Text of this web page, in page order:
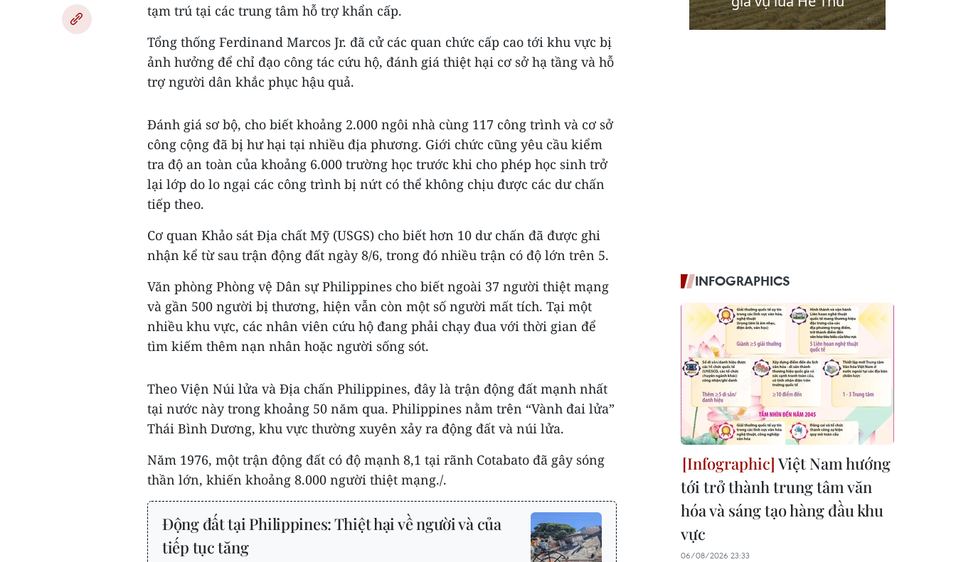
tạm trú tại các trung tâm hỗ trợ khẩn cấp.
Tổng thống Ferdinand Marcos Jr. đã cử các quan chức cấp cao tới khu vực bị
ảnh hưởng để chỉ đạo công tác cứu hộ, đánh giá thiệt hại cơ sở hạ tầng và hỗ
trợ người dân khắc phục hậu quả.
Đánh giá sơ bộ, cho biết khoảng 2.000 ngôi nhà cùng 117 công trình và cơ sở
công cộng đã bị hư hại tại nhiều địa phương. Giới chức cũng yêu cầu kiểm
tra độ an toàn của khoảng 6.000 trường học trước khi cho phép học sinh trở
lại lớp do lo ngại các công trình bị nứt có thể không chịu được các dư chấn
tiếp theo.
Cơ quan Khảo sát Địa chất Mỹ (USGS) cho biết hơn 10 dư chấn đã được ghi
nhận kể từ sau trận động đất ngày 8/6, trong đó nhiều trận có độ lớn trên 5.
Văn phòng Phòng vệ Dân sự Philippines cho biết ngoài 37 người thiệt mạng
và gần 500 người bị thương, hiện vẫn còn một số người mất tích. Tại một
nhiều khu vực, các nhân viên cứu hộ đang phải chạy đua với thời gian để
tìm kiếm thêm nạn nhân hoặc người sống sót.
Theo Viện Núi lửa và Địa chấn Philippines, đây là trận động đất mạnh nhất
tại nước này trong khoảng 50 năm qua. Philippines nằm trên “Vành đai lửa”
Thái Bình Dương, khu vực thường xuyên xảy ra động đất và núi lửa.
Năm 1976, một trận động đất có độ mạnh 8,1 tại rãnh Cotabato đã gây sóng
thần lớn, khiến khoảng 8.000 người thiệt mạng./.
Động đất tại Philippines: Thiệt hại về người và của
tiếp tục tăng
INFOGRAPHICS
Việt Nam hướng
tới trở thành trung tâm văn
hóa và sáng tạo hàng đầu khu
vực
06/08/2026 23:33